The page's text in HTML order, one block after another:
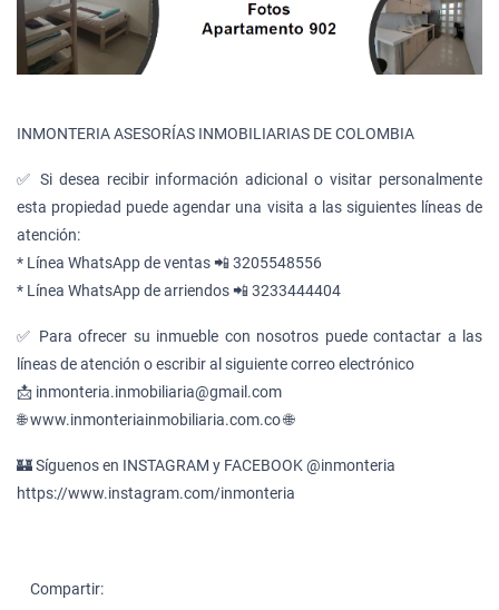
INMONTERIA ASESORÍAS INMOBILIARIAS DE COLOMBIA
✅ Si desea recibir información adicional o visitar personalmente
esta propiedad puede agendar una visita a las siguientes líneas de
atención:
* Línea WhatsApp de ventas 📲 3205548556
* Línea WhatsApp de arriendos 📲 3233444404
✅ Para ofrecer su inmueble con nosotros puede contactar a las
líneas de atención o escribir al siguiente correo electrónico
📩 inmonteria.inmobiliaria@gmail.com
🌐 www.inmonteriainmobiliaria.com.co 🌐
🏰 Síguenos en INSTAGRAM y FACEBOOK @inmonteria
https://www.instagram.com/inmonteria
Compartir: